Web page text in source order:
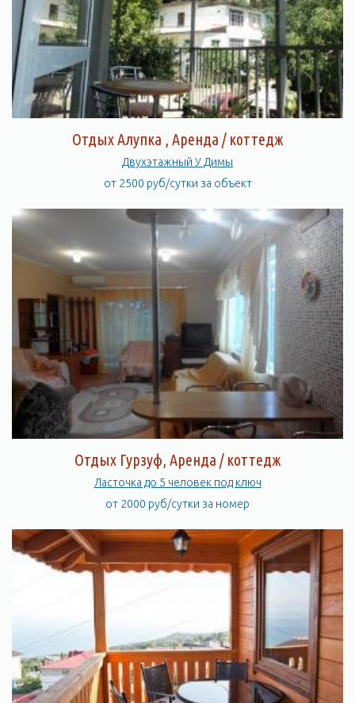
Отдых Алупка , Аренда / коттедж
Двухэтажный У Димы
от 2500 руб/сутки за объект
Отдых Гурзуф, Аренда / коттедж
Ласточка до 5 человек под ключ
от 2000 руб/сутки за номер